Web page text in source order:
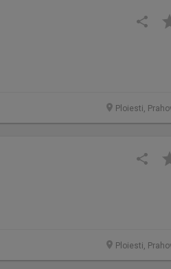
Ploiesti,
Ploiesti,